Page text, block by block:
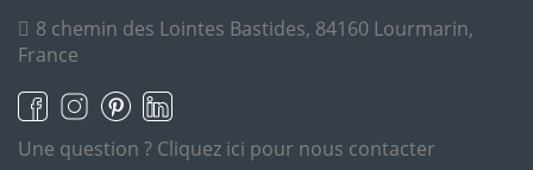
8 chemin des Lointes Bastides, 84160 Lourmarin,
France
Une question ? Cliquez ici pour nous contacter